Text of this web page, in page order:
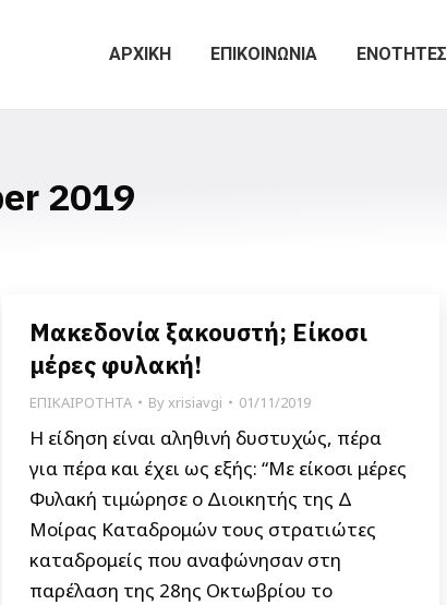
ΑΡΧΙΚΗ ΕΠΙΚΟΙΝΩΝΙΑ ΕΝΟΤΗΤΕΣ
2019
Μακεδονία ξακουστή; Είκοσι
μέρες φυλακή!
ΕΠΙΚΑΙΡΟΤΗΤΑ Byxrisiavgi 01/11/2019
Η είδηση είναι αληθινή δυστυχώς, πέρα
για πέρα και έχει ως εξής: “Με είκοσι μέρες
Φυλακή τιμώρησε ο Διοικητής της Δ
Μοίρας Καταδρομών τους στρατιώτες
καταδρομείς που αναφώνησαν στη
παρέλαση της 28ης Οκτωβρίου το